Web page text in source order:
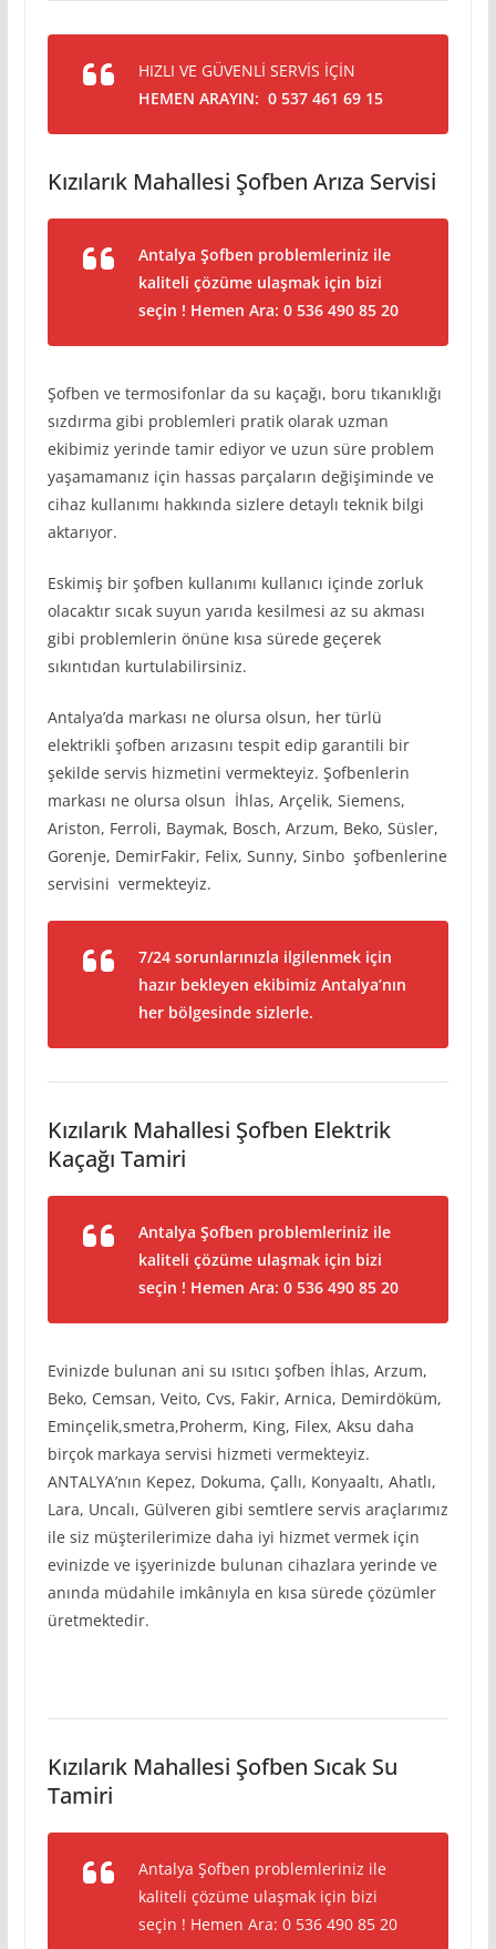
HIZLI VE GÜVENLİ SERVİS İÇİN
HEMEN ARAYIN: 0 537 461 69 15
Kızılarık Mahallesi Şofben Arıza Servisi
Antalya Şofben problemleriniz ile
kaliteli çözüme ulaşmak için bizi
seçin ! Hemen Ara: 0 536 490 85 20
Şofben ve termosifonlar da su kaçağı, boru tıkanıklığı
sızdırma gibi problemleri pratik olarak uzman
ekibimiz yerinde tamir ediyor ve uzun süre problem
yaşamamanız için hassas parçaların değişiminde ve
cihaz kullanımı hakkında sizlere detaylı teknik bilgi
aktarıyor.
Eskimiş bir şofben kullanımı kullanıcı içinde zorluk
olacaktır sıcak suyun yarıda kesilmesi az su akması
gibi problemlerin önüne kısa sürede geçerek
sıkıntıdan kurtulabilirsiniz.
Antalya’da markası ne olursa olsun, her türlü
elektrikli şofben arızasını tespit edip garantili bir
şekilde servis hizmetini vermekteyiz. Şofbenlerin
markası ne olursa olsun İhlas, Arçelik, Siemens,
Ariston, Ferroli, Baymak, Bosch, Arzum, Beko, Süsler,
Gorenje, DemirFakir, Felix, Sunny, Sinbo şofbenlerine
servisini vermekteyiz.
7/24 sorunlarınızla ilgilenmek için
hazır bekleyen ekibimiz Antalya’nın
her bölgesinde sizlerle.
Kızılarık Mahallesi Şofben Elektrik
Kaçağı Tamiri
Antalya Şofben problemleriniz ile
kaliteli çözüme ulaşmak için bizi
seçin ! Hemen Ara: 0 536 490 85 20
Evinizde bulunan ani su ısıtıcı şofben İhlas, Arzum,
Beko, Cemsan, Veito, Cvs, Fakir, Arnica, Demirdöküm,
Eminçelik,smetra,Proherm, King, Filex, Aksu daha
birçok markaya servisi hizmeti vermekteyiz.
ANTALYA’nın Kepez, Dokuma, Çallı, Konyaaltı, Ahatlı,
Lara, Uncalı, Gülveren gibi semtlere servis araçlarımız
ile siz müşterilerimize daha iyi hizmet vermek için
evinizde ve işyerinizde bulunan cihazlara yerinde ve
anında müdahile imkânıyla en kısa sürede çözümler
üretmektedir.
Kızılarık Mahallesi Şofben Sıcak Su
Tamiri
Antalya Şofben problemleriniz ile
kaliteli çözüme ulaşmak için bizi
seçin ! Hemen Ara: 0 536 490 85 20